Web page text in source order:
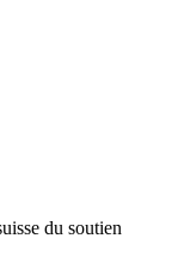
du soutien